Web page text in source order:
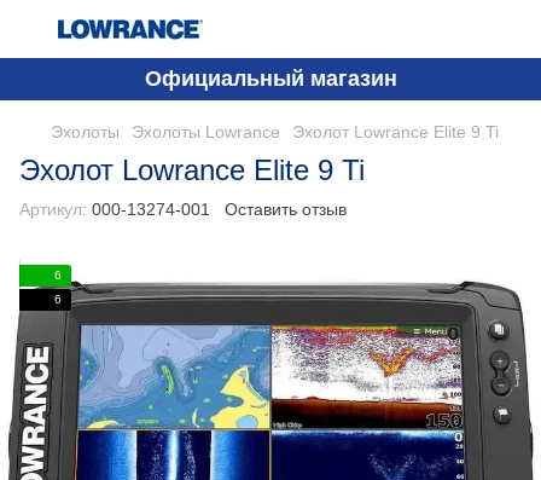
Официальный магазин
Эхолоты Эхолоты Lowrance Эхолот Lowrance Elite 9 Ti
Эхолот Lowrance Elite 9 Ti
Артикул: 000-13274-001 Оставить отзыв
6
6